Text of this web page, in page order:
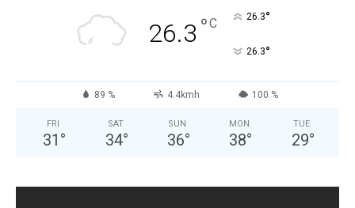
26.3 °C 26.3°
26.3°
89 % 4.4kmh 100 %
FRI
31 °
SAT
34°
SUN
36°
MON
38°
TUE
29°